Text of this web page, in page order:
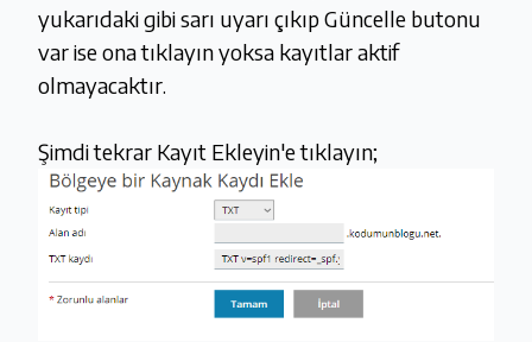
yukarıdaki gibi sarı uyarı çıkıp Güncelle butonu
var ise ona tıklayın yoksa kayıtlar aktif
olmayacaktır.
Şimdi tekrar Kayıt Ekleyin'e tıklayın;